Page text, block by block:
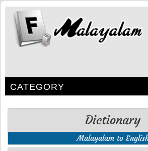
CATEGORY
Dictionary
Malayalam to